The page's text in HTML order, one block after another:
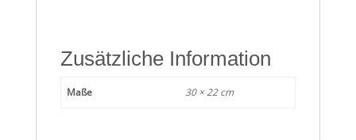
Zusätzliche Information
Maße 30 × 22 cm